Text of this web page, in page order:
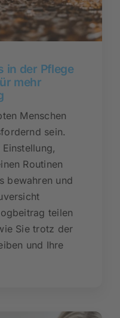
in der Pflege
mehr
Menschen
sein.
Routinen
bewahren und
teilen
Sie trotz der
und Ihre